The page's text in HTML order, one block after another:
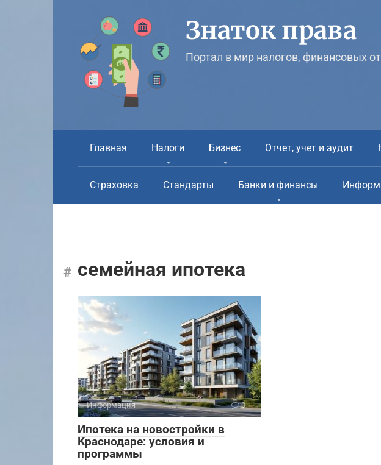
Знаток права
Портал в мир налогов, финансовых
Главная Налоги Бизнес Отчет, учет и аудит
Страховка Стандарты Банки и финансы
семейная ипотека
Информация 0
Ипотека на новостройки в
Краснодаре: условия и
программы